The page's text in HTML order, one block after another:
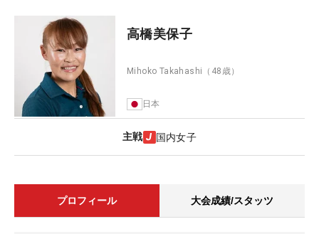
高橋美保子
Mihoko Takahashi （48歳）
日本
主戦 国内女子
プロフィール 大会成績/スタッツ